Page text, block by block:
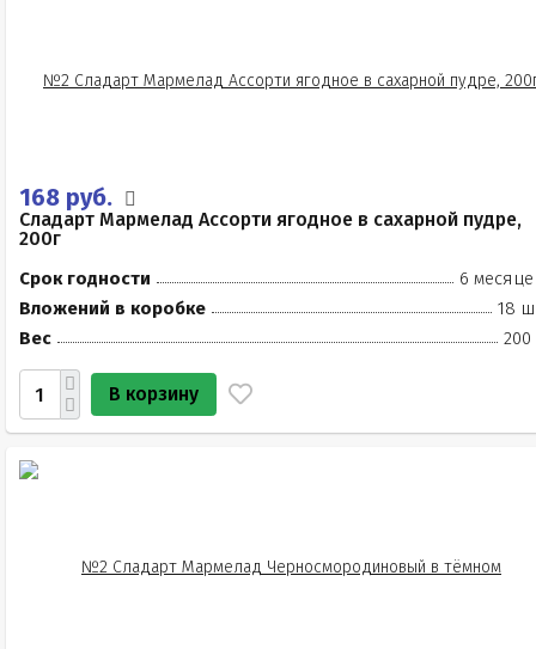
168 руб.
Сладарт Мармелад Ассорти ягодное в сахарной пудре,
200г
Срок годности
6
Вложений в коробке
18
Вес
200
В корзину